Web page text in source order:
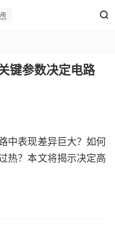

键参数决定电路
中表现差异巨大？如何
热？本文将揭示决定高